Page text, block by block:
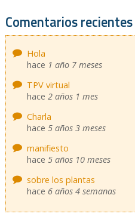
Comentarios recientes
Hola
hace 1 año 7 meses
TPV virtual
hace 2 años 1 mes
Charla
hace 5 años 3 meses
manifiesto
hace 5 años 10 meses
sobre los plantas
hace 6 años 4 semanas